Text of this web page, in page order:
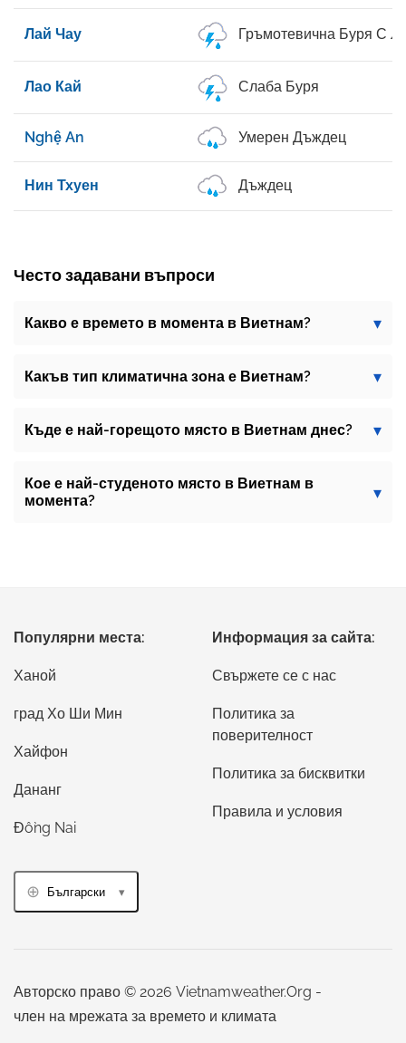
Лай Чау Гръмотевична Буря С
Лао Кай Слаба Буря
Nghệ An Умерен Дъждец
Нин Тхуен Дъждец
Често задавани въпроси
Какво е времето в момента в Виетнам?
Какъв тип климатична зона е Виетнам?
Къде е най-горещото място в Виетнам днес?
Кое е най-студеното място в Виетнам в
момента?
Популярни места:
Ханой
град Хо Ши Мин
Хайфон
Дананг
Đồng Nai
Информация за сайта:
Свържете се с нас
Политика за
поверителност
Политика за бисквитки
Правила и условия
Български
Авторско право © 2026 Vietnamweather.Org -
член на мрежата за времето и климата